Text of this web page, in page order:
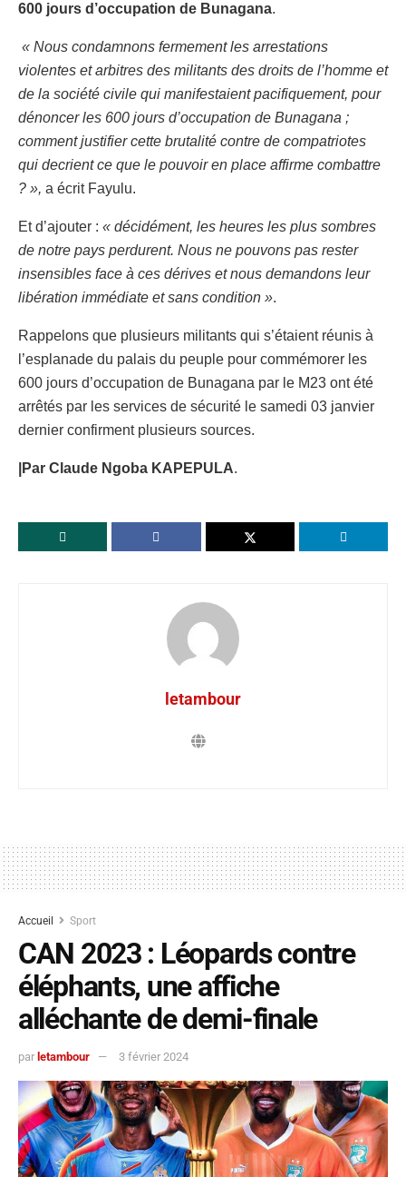
600 jours d’occupation de Bunagana.
« Nous condamnons fermement les arrestations
violentes et arbitres des militants des droits de l’homme et
de la société civile qui manifestaient pacifiquement, pour
dénoncer les 600 jours d’occupation de Bunagana ;
comment justifier cette brutalité contre de compatriotes
qui decrient ce que le pouvoir en place affirme combattre
? », a écrit Fayulu.
Et d’ajouter : « décidément, les heures les plus sombres
de notre pays perdurent. Nous ne pouvons pas rester
insensibles face à ces dérives et nous demandons leur
libération immédiate et sans condition ».
Rappelons que plusieurs militants qui s’étaient réunis à
l’esplanade du palais du peuple pour commémorer les
600 jours d’occupation de Bunagana par le M23 ont été
arrêtés par les services de sécurité le samedi 03 janvier
dernier confirment plusieurs sources.
|Par Claude Ngoba KAPEPULA.
letambour
Accueil Sport
CAN 2023 : Léopards contre
éléphants, une affiche
alléchante de demi-finale
par letambour 3 février 2024